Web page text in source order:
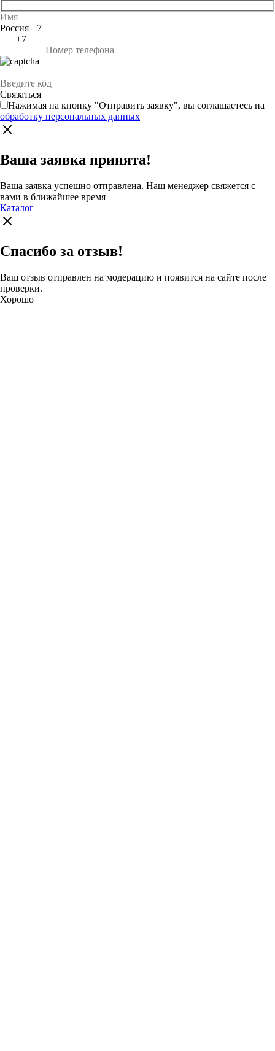
Россия +7
+7
Нажимая на кнопку "Отправить заявку", вы соглашаетесь на
обработку персональных данных
Ваша заявка принята!
Ваша заявка успешно отправлена. Наш менеджер свяжется с
вами в ближайшее время
Каталог
Спасибо за отзыв!
Ваш отзыв отправлен на модерацию и появится на сайте после
проверки.
Хорошо